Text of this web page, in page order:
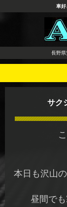
長
イ
車好
長野
サク
本日も沢山
昼間で